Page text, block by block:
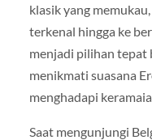
klasik yang
terkenal hingga ke
menjadi pilihan tepat
menikmati suasana
menghadapi
Saat mengunjungi